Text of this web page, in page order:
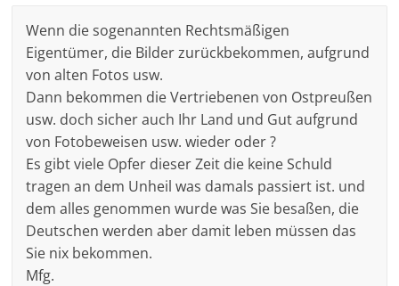
Wenn die sogenannten Rechtsmäßigen
Eigentümer, die Bilder zurückbekommen, aufgrund
von alten Fotos usw.
Dann bekommen die Vertriebenen von Ostpreußen
usw. doch sicher auch Ihr Land und Gut aufgrund
von Fotobeweisen usw. wieder oder ?
Es gibt viele Opfer dieser Zeit die keine Schuld
tragen an dem Unheil was damals passiert ist. und
dem alles genommen wurde was Sie besaßen, die
Deutschen werden aber damit leben müssen das
Sie nix bekommen.
Mfg.